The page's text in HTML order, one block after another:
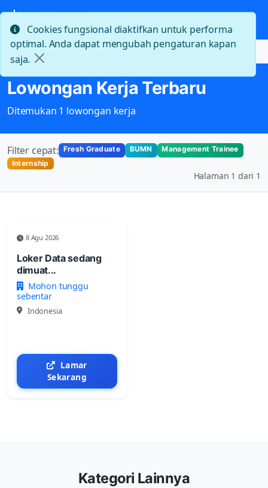
Beranda Lowongan Kerja Terbaru
Lowongan Kerja Terbaru
Ditemukan 1 lowongan kerja
Filter cepat: Fresh Graduate BUMN
Management Trainee
Internship
Halaman 1 dari 1
8 Agu 2026
Loker Data sedang
dimuat...
Mohon tunggu
sebentar
Indonesia
Lamar
Sekarang
Kategori Lainnya
Cookies fungsional diaktifkan untuk performa
optimal. Anda dapat mengubah pengaturan kapan
saja.